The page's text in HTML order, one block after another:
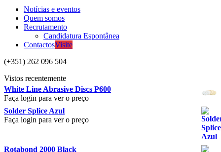
Notícias e eventos
Quem somos
Recrutamento
Candidatura Espontânea
ContactosVisite
(+351) 262 096 504
Vistos recentemente
White Line Abrasive Discs P600
Faça login para ver o preço
Solder Splice Azul
Faça login para ver o preço
Rotabond 2000 Black